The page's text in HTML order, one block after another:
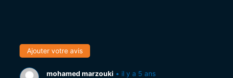
Ajouter votre avis
mohamed marzouki • il y a 5 ans